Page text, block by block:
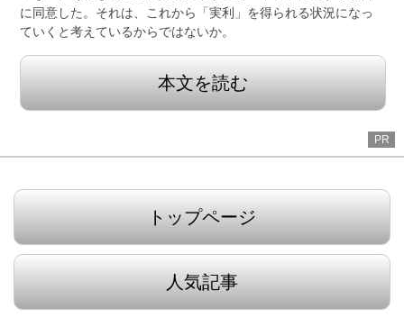
に同意した。それは、これから「実利」を得られる状況になっ
ていくと考えているからではないか。
本文を読む
PR
トップページ
人気記事